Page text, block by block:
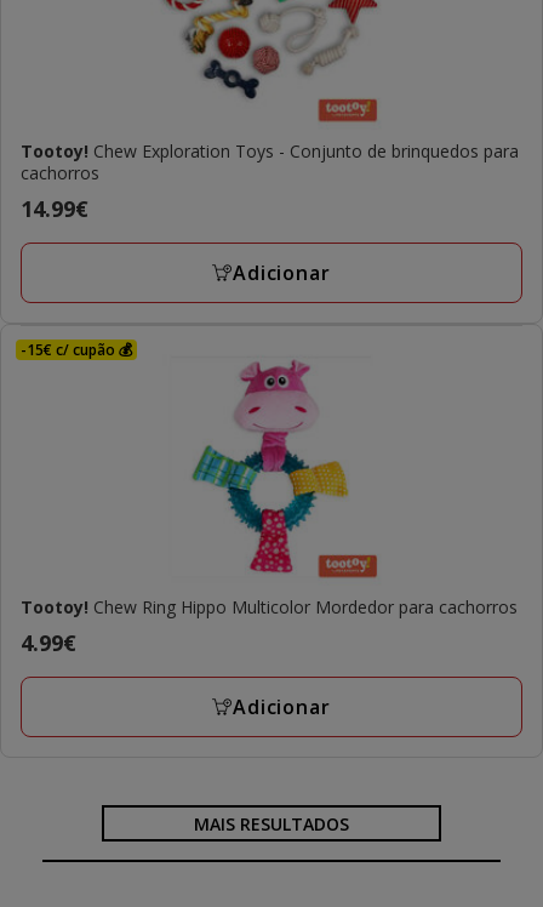
Tootoy! Chew Exploration Toys - Conjunto de brinquedos para
cachorros
Preço
14.99€
14.99€
Adicionar
-15€ c/ cupão 💰
Tootoy! Chew Ring Hippo Multicolor Mordedor para cachorros
Preço
4.99€
4.99€
Adicionar
MAIS RESULTADOS